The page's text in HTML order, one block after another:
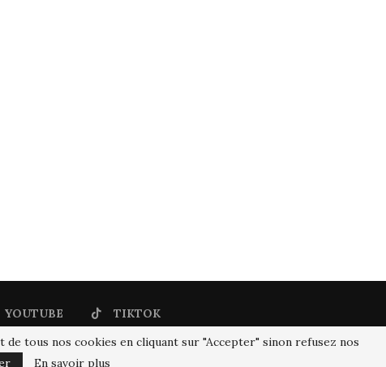
YOUTUBE
TIKTOK
tous nos cookies en cliquant sur "Accepter" sinon refusez nos
En savoir plus